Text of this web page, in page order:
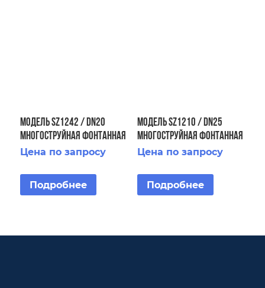
Модель SZ1242 / DN20
Многоструйная фонтанная
насадка
Цена по запросу
Подробнее
Модель SZ1210 / DN25
Многоструйная фонтанная
насадка
Цена по запросу
Подробнее